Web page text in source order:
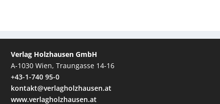
Verlag Holzhausen GmbH
A-1030 Wien, Traungasse 14-16
+43-1-740 95-0
kontakt@verlagholzhausen.at
www.verlagholzhausen.at